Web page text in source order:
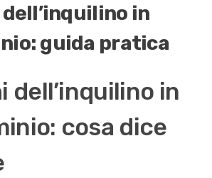
in
guida pratica
dell’inquilino in
cosa dice